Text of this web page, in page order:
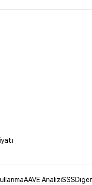
AAVE AnaliziSSS